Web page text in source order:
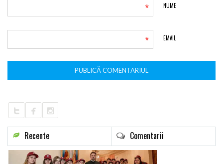
NUME
*
EMAIL
*
Recente Comentarii